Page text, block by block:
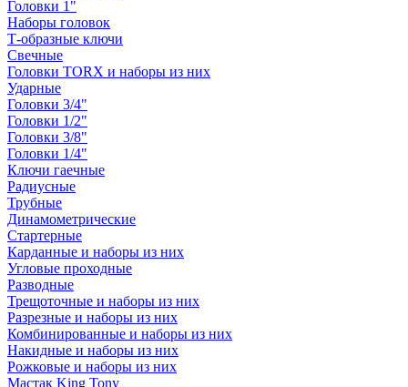
Головки 1"
Наборы головок
Т-образные ключи
Свечные
Головки TORX и наборы из них
Ударные
Головки 3/4"
Головки 1/2"
Головки 3/8"
Головки 1/4"
Ключи гаечные
Радиусные
Трубные
Динамометрические
Стартерные
Карданные и наборы из них
Угловые проходные
Разводные
Трещоточные и наборы из них
Разрезные и наборы из них
Комбинированные и наборы из них
Накидные и наборы из них
Рожковые и наборы из них
Мастак King Tony